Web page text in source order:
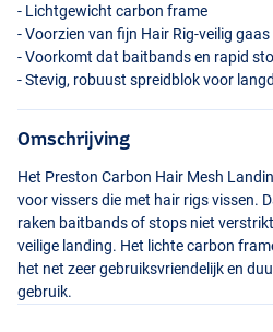
- Lichtgewicht carbon frame
- Voorzien van fijn Hair Rig-veilig gaas
- Voorkomt dat baitbands en rapid
- Stevig, robuust spreidblok voor
Omschrijving
Het Preston Carbon Hair Mesh
voor vissers die met hair rigs vissen.
raken baitbands of stops niet
veilige landing. Het lichte carbon
het net zeer gebruiksvriendelijk en
gebruik.